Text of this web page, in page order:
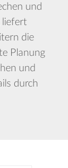
und
liefert
die
Planung
und
durch